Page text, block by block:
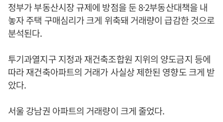
정부가 부동산시장 규제에 방점을 둔 8·2부동산대책을 내
놓자 주택 구매심리가 크게 위축돼 거래량이 급감한 것으로
분석된다.
투기과열지구 지정과 재건축조합원 지위의 양도금지 등에
따라 재건축아파트의 거래가 사실상 제한된 영향도 크게 받
았다.
서울 강남권 아파트의 거래량이 크게 줄었다.